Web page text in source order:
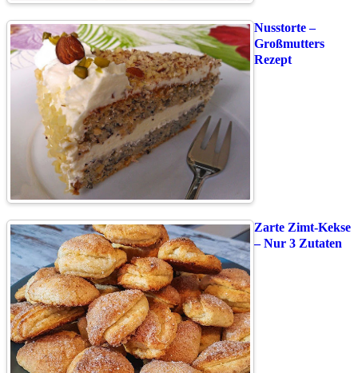
Nusstorte –
Großmutters
Rezept
Zarte Zimt-Kekse
– Nur 3 Zutaten